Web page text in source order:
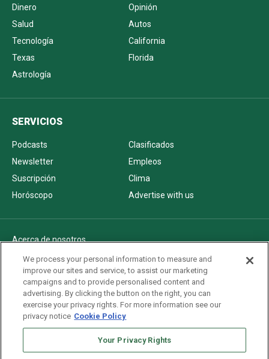
Dinero
Opinión
Salud
Autos
Tecnología
California
Texas
Florida
Astrología
SERVICIOS
Podcasts
Clasificados
Newsletter
Empleos
Suscripción
Clima
Horóscopo
Advertise with us
Acerca de nosotros
Politica de privacidad
Pautas Editoriales
AdChoices
Advertise with us
Newsletters
We process your personal information to measure and
improve our sites and service, to assist our marketing
campaigns and to provide personalised content and
advertising. By clicking the button on the right, you can
exercise your privacy rights. For more information see our
privacy notice Cookie Policy
Your Privacy Rights